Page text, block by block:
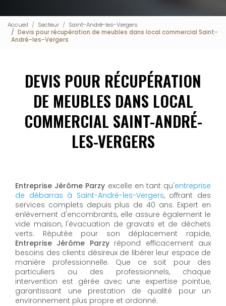
Accueil Secteur
Saint-André-les-Vergers
Devis pour récupération de meubles dans local commercial Saint-
André-les-Vergers
DEVIS POUR RÉCUPÉRATION
DE MEUBLES DANS LOCAL
COMMERCIAL SAINT-ANDRÉ-
LES-VERGERS
Entreprise Jérôme Parzy excelle en tant qu'entreprise
de débarras à Saint-André-les-Vergers, offrant des
services complets depuis plus de 40 ans. Expert en
enlèvement d'encombrants, elle assure également le
vide maison, l'évacuation de gravats et de déchets
verts. Réputée pour son déplacement rapide,
Entreprise Jérôme Parzyrépond efficacement aux
besoins des clients désireux de libérer leur espace de
manière professionnelle. Que ce soit pour des
particuliers ou des professionnels, chaque
intervention est gérée avec une expertise pointue,
garantissant une prestation de qualité pour un
environnement plus propre et ordonné.